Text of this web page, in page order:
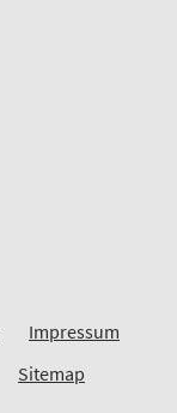
Impressum
Sitemap